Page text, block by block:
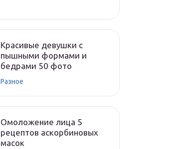
Красивые девушки с
пышными формами и
бедрами 50 фото
Разное
Омоложение лица 5
рецептов аскорбиновых
масок